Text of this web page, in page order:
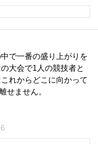
で一番の盛り上がりを
大会で1人の競技者と
れからどこに向かって
せません。